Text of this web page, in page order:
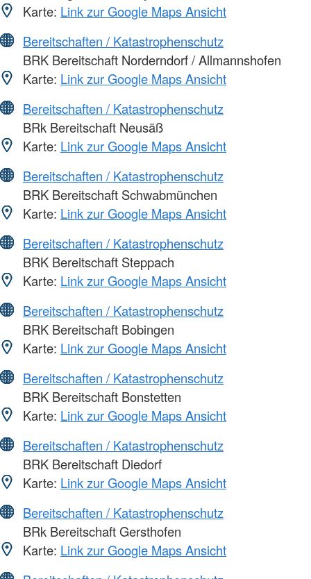
Karte: Link zur Google Maps Ansicht
Bereitschaften / Katastrophenschutz
BRK Bereitschaft Norderndorf / Allmannshofen
Karte: Link zur Google Maps Ansicht
Bereitschaften / Katastrophenschutz
BRk Bereitschaft Neusäß
Karte: Link zur Google Maps Ansicht
Bereitschaften / Katastrophenschutz
BRK Bereitschaft Schwabmünchen
Karte: Link zur Google Maps Ansicht
Bereitschaften / Katastrophenschutz
BRK Bereitschaft Steppach
Karte: Link zur Google Maps Ansicht
Bereitschaften / Katastrophenschutz
BRK Bereitschaft Bobingen
Karte: Link zur Google Maps Ansicht
Bereitschaften / Katastrophenschutz
BRK Bereitschaft Bonstetten
Karte: Link zur Google Maps Ansicht
Bereitschaften / Katastrophenschutz
BRK Bereitschaft Diedorf
Karte: Link zur Google Maps Ansicht
Bereitschaften / Katastrophenschutz
BRk Bereitschaft Gersthofen
Karte: Link zur Google Maps Ansicht